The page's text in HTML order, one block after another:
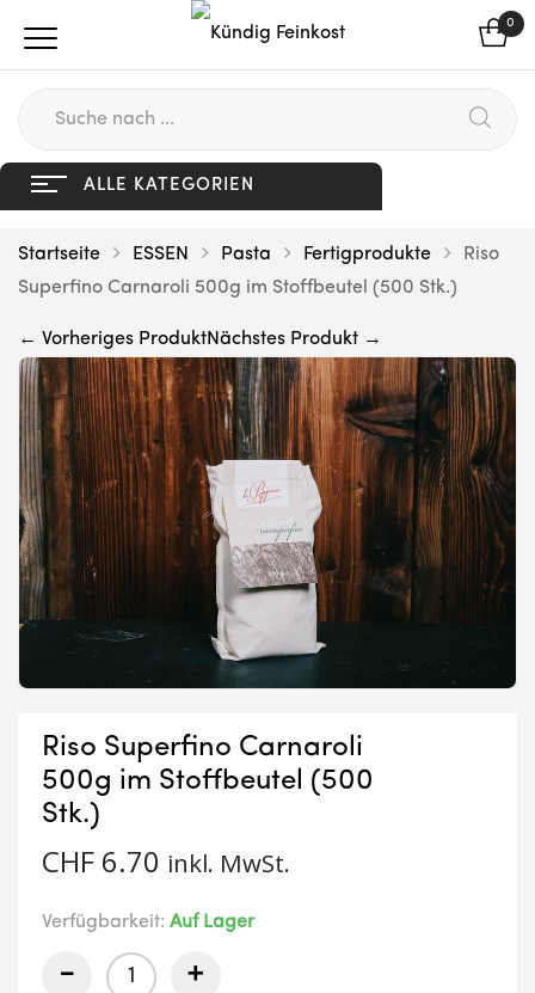
0
ALLE KATEGORIEN
Startseite ESSEN Pasta Fertigprodukte
Riso
Superfino Carnaroli 500g im Stoffbeutel (500 Stk.)
← Vorheriges ProduktNächstes Produkt →
Riso Superfino Carnaroli
500g im Stoffbeutel (500
Stk.)
CHF 6.70 inkl. MwSt.
Verfügbarkeit: Auf Lager
- +